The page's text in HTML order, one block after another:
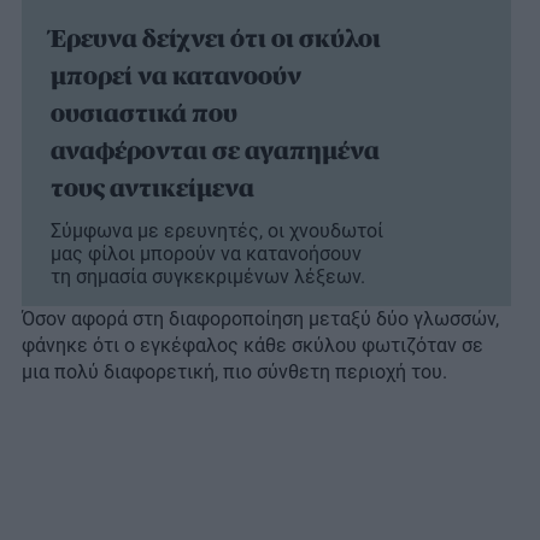
Έρευνα δείχνει ότι οι σκύλοι
μπορεί να κατανοούν
ουσιαστικά που
αναφέρονται σε αγαπημένα
τους αντικείμενα
Σύμφωνα με ερευνητές, οι χνουδωτοί
μας φίλοι μπορούν να κατανοήσουν
τη σημασία συγκεκριμένων λέξεων.
Όσον αφορά στη διαφοροποίηση μεταξύ δύο γλωσσών,
φάνηκε ότι ο εγκέφαλος κάθε σκύλου φωτιζόταν σε
μια πολύ διαφορετική, πιο σύνθετη περιοχή του.